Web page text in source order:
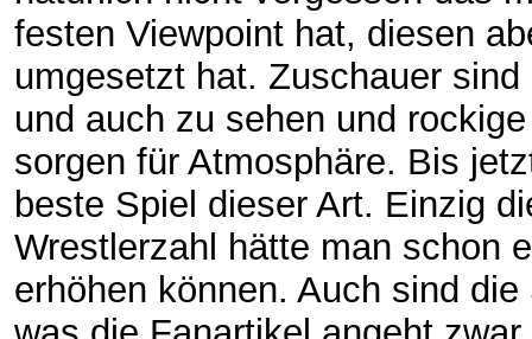
festen Viewpoint hat, diesen
umgesetzt hat. Zuschauer sind
und auch zu sehen und
sorgen für Atmosphäre. Bis
beste Spiel dieser Art. Einzig
Wrestlerzahl hätte man schon
erhöhen können. Auch sind die